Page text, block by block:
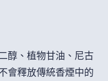
醇、植物甘油、尼古
會釋放傳統香煙中的